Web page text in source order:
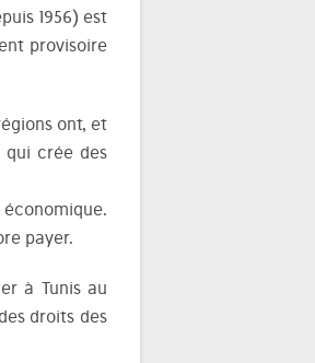
1956) est
provisoire
ont, et
qui crée des
payer.
à Tunis au
droits des